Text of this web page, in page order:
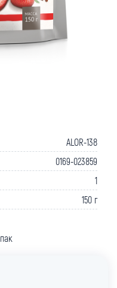
ALOR-138
0169-023859
1
150 г